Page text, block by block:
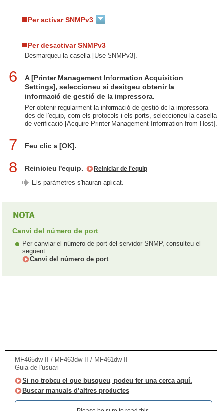
Per activar SNMPv3
Per desactivar SNMPv3
Desmarqueu la casella [Use SNMPv3].
6
A [Printer Management Information Acquisition
Settings], seleccioneu si desitgeu obtenir la
informació de gestió de la impressora.
Per obtenir regularment la informació de gestió de la impressora
des de l'equip, com els protocols i els ports, seleccioneu la casella
de verificació [Acquire Printer Management Information from Host].
7 Feu clic a [OK].
8 Reinicieu l'equip. Reiniciar de l'equip
Els paràmetres s'hauran aplicat.
Canvi del número de port
Per canviar el número de port del servidor SNMP, consulteu el
següent:
Canvi del número de port
MF465dw II / MF463dw II / MF461dw II
Guia de l'usuari
Si no trobeu el que busqueu, podeu fer una cerca aquí.
Buscar manuals d’altres productes